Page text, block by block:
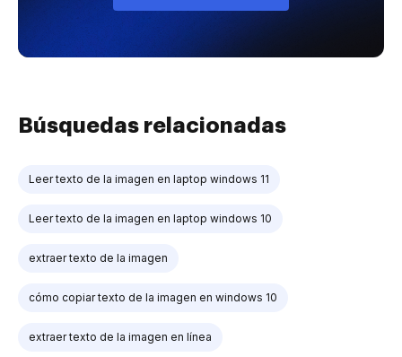
Búsquedas relacionadas
Leer texto de la imagen en laptop windows 11
Leer texto de la imagen en laptop windows 10
extraer texto de la imagen
cómo copiar texto de la imagen en windows 10
extraer texto de la imagen en línea